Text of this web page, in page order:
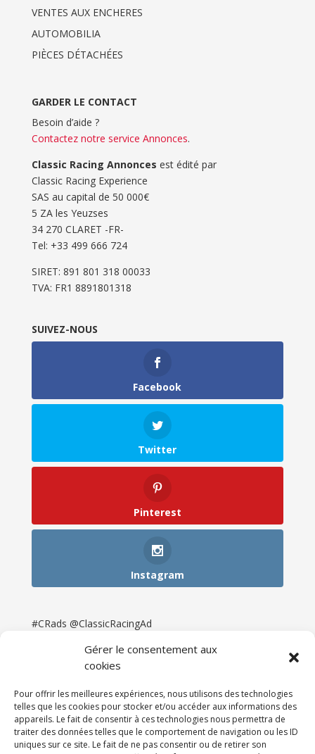
Gérer le consentement aux
cookies
Pour offrir les meilleures expériences, nous utilisons des technologies
telles que les cookies pour stocker et/ou accéder aux informations des
appareils. Le fait de consentir à ces technologies nous permettra de
traiter des données telles que le comportement de navigation ou les ID
uniques sur ce site. Le fait de ne pas consentir ou de retirer son
VENTES AUX ENCHERES
AUTOMOBILIA
PIÈCES DÉTACHÉES
GARDER LE CONTACT
Besoin d’aide ?
Contactez notre service Annonces.
Classic Racing Annonces est édité par
Classic Racing Experience
SAS au capital de 50 000€
5 ZA les Yeuzses
34 270 CLARET -FR-
Tel: ‭+33 499 666 724‬
SIRET: 891 801 318 00033
TVA: FR1 8891801318
SUIVEZ-NOUS
Facebook
Twitter
Pinterest
Instagram
#CRads @ClassicRacingAd